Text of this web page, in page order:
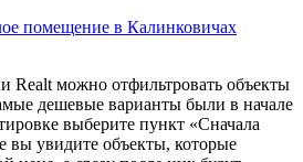
помещение в Калинковичах
Realt можно отфильтровать объекты
дешевые варианты были в начале
выберите пункт «Сначала
вы увидите объекты, которые